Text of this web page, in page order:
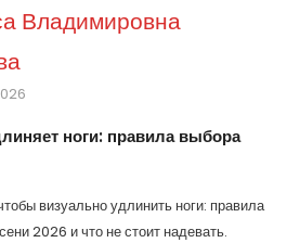
Владимировна
ноги: правила выбора
визуально удлинить ноги: правила
2026 и что не стоит надевать.